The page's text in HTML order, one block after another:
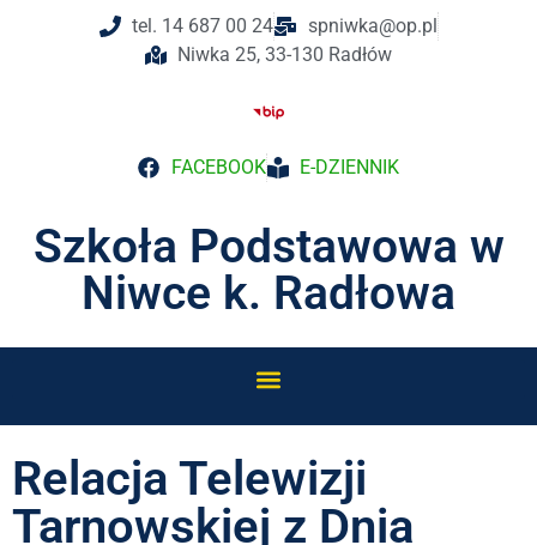
tel. 14 687 00 24
spniwka@op.pl
Niwka 25, 33-130 Radłów
FACEBOOK E-DZIENNIK
Szkoła Podstawowa w
Niwce k. Radłowa
Relacja Telewizji
Tarnowskiej z Dnia